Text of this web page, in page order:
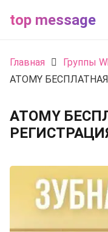
top message
Главная
Группы
ATOMY
ATOMY